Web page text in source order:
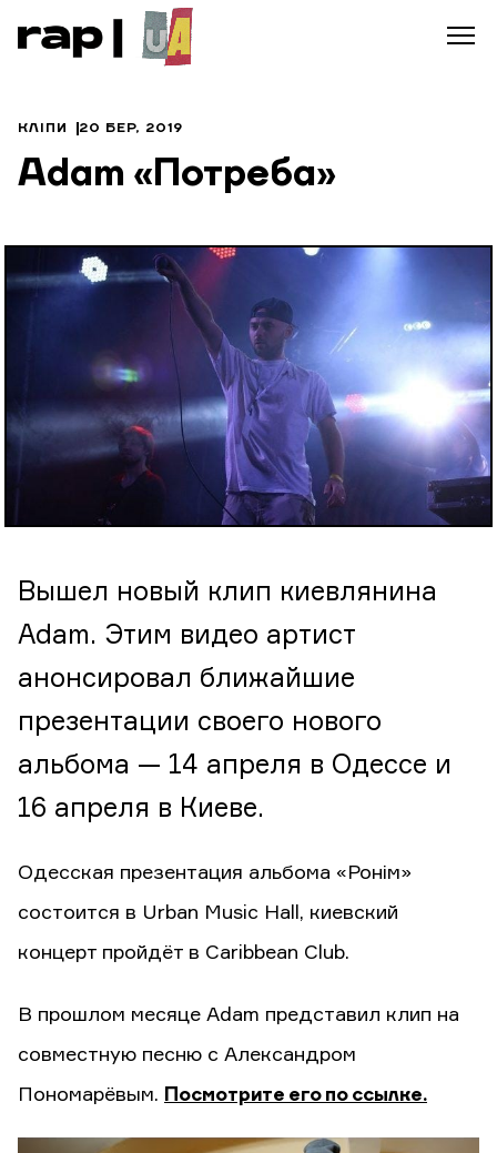
КЛІПИ 20 БЕР, 2019
Adam «Потреба»
Вышел новый клип киевлянина
Adam. Этим видео артист
анонсировал ближайшие
презентации своего нового
альбома — 14 апреля в Одессе и
16 апреля в Киеве.
Одесская презентация альбома «Ронім»
состоится в Urban Music Hall, киевский
концерт пройдёт в Caribbean Club.
В прошлом месяце Adam представил клип на
совместную песню с Александром
Пономарёвым. Посмотрите его по ссылке.